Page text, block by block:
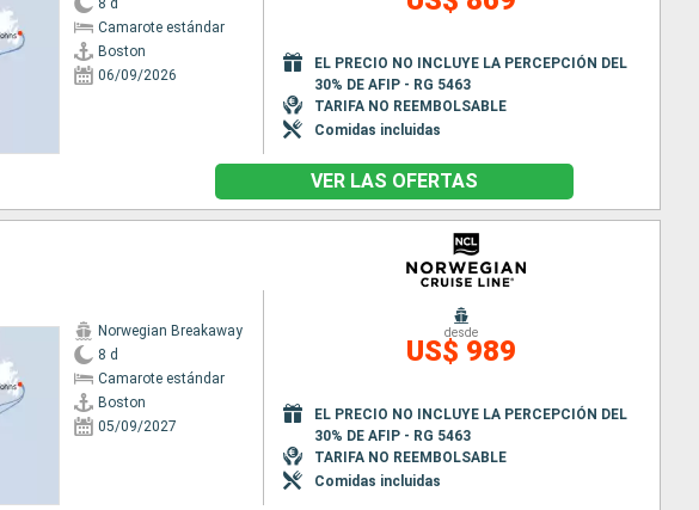
8 d
Camarote estándar
Boston
06/09/2026
EL PRECIO NO INCLUYE LA PERCEPCIÓN DEL
30% DE AFIP - RG 5463
TARIFA NO REEMBOLSABLE
Comidas incluidas
VER LAS OFERTAS
Norwegian Breakaway
8 d
Camarote estándar
Boston
05/09/2027
desde
US$ 989
EL PRECIO NO INCLUYE LA PERCEPCIÓN DEL
30% DE AFIP - RG 5463
TARIFA NO REEMBOLSABLE
Comidas incluidas